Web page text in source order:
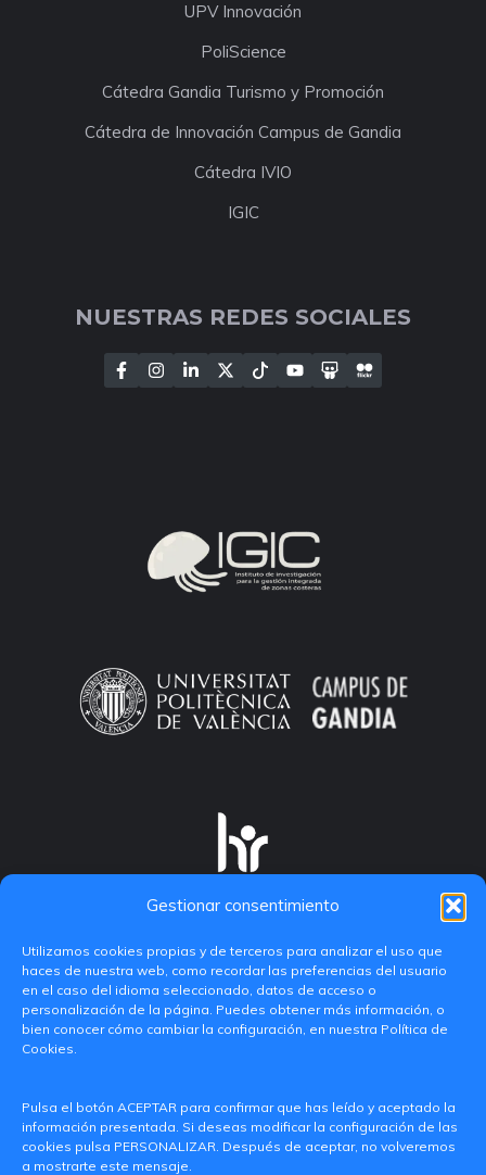
Gestionar consentimiento
Utilizamos cookies propias y de terceros para analizar el uso que
haces de nuestra web, como recordar las preferencias del usuario
en el caso del idioma seleccionado, datos de acceso o
personalización de la página. Puedes obtener más información, o
bien conocer cómo cambiar la configuración, en nuestra Política de
Cookies.
Pulsa el botón ACEPTAR para confirmar que has leído y aceptado la
información presentada. Si deseas modificar la configuración de las
cookies pulsa PERSONALIZAR. Después de aceptar, no volveremos
a mostrarte este mensaje.
UPV Innovación
PoliScience
Cátedra Gandia Turismo y Promoción
Cátedra de Innovación Campus de Gandia
Cátedra IVIO
IGIC
NUESTRAS REDES SOCIALES
(València)